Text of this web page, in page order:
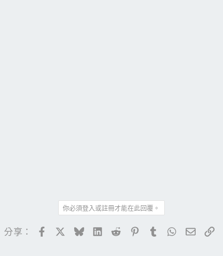
你必須登入或註冊才能在此回覆。
分享： FacebookBlueskyLinkedIn
Reddit PinterestTumblrWhatsApp
電子